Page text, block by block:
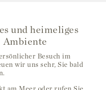
und heimeliges
Ambiente
Besuch im
wir uns sehr, Sie bald